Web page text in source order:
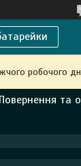
робочого
Повернення та